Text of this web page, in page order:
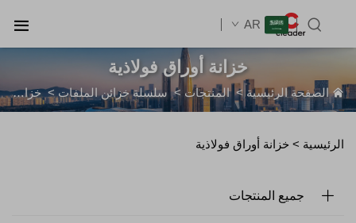
AR
خزانة أوراق فولاذية
الصفحة الرئيسية >المنتجات > سلسلة خزائن الملفات >خزانة أوراق فولاذية
الرئيسية > خزانة أوراق فولاذية
جميع المنتجات